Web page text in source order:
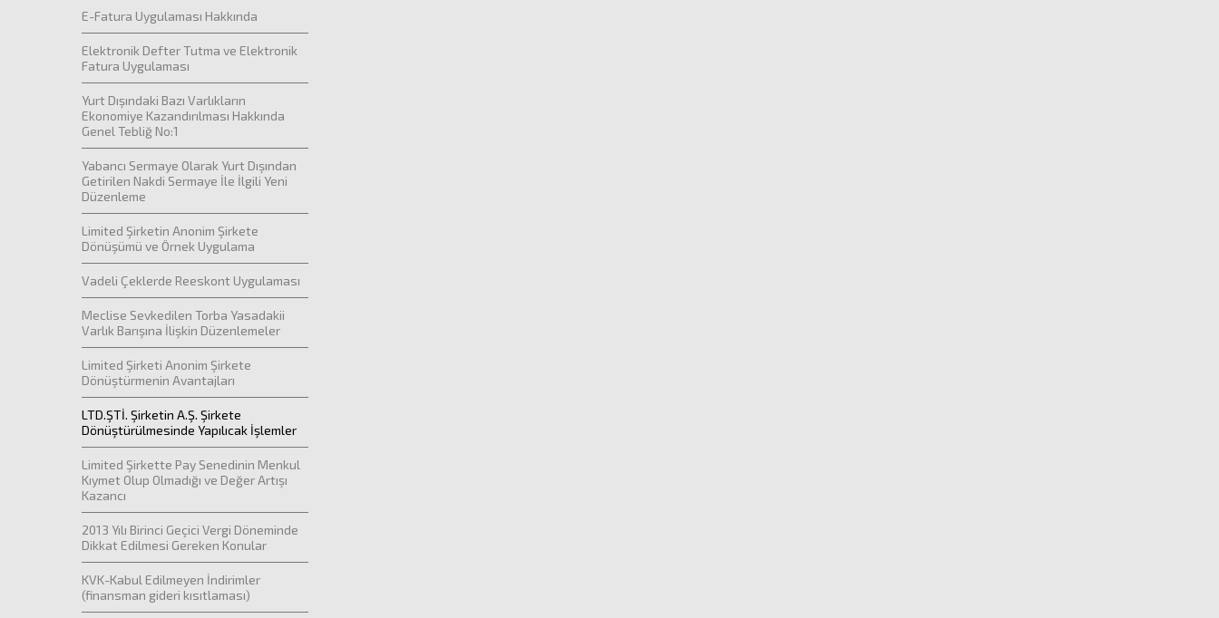
E-Fatura Uygulaması Hakkında
Elektronik Defter Tutma ve Elektronik
Fatura Uygulaması
Yurt Dışındaki Bazı Varlıkların
Ekonomiye Kazandırılması Hakkında
Genel Tebliğ No:1
Yabancı Sermaye Olarak Yurt Dışından
Getirilen Nakdi Sermaye İle İlgili Yeni
Düzenleme
Limited Şirketin Anonim Şirkete
Dönüşümü ve Örnek Uygulama
Vadeli Çeklerde Reeskont Uygulaması
Meclise Sevkedilen Torba Yasadakii
Varlık Barışına İlişkin Düzenlemeler
Limited Şirketi Anonim Şirkete
Dönüştürmenin Avantajları
LTD.ŞTİ. Şirketin A.Ş. Şirkete
Dönüştürülmesinde Yapılıcak İşlemler
Limited Şirkette Pay Senedinin Menkul
Kıymet Olup Olmadığı ve Değer Artışı
Kazancı
2013 Yılı Birinci Geçici Vergi Döneminde
Dikkat Edilmesi Gereken Konular
KVK-Kabul Edilmeyen İndirimler
(finansman gideri kısıtlaması)